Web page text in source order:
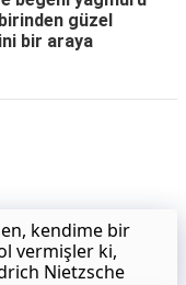
güzel
bir araya
kendime bir
vermişler ki,
Nietzsche